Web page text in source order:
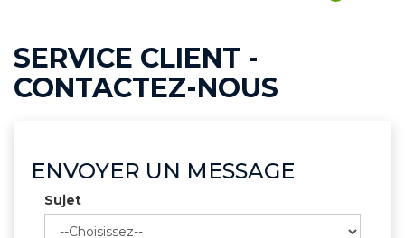
SERVICE CLIENT -
CONTACTEZ-NOUS
ENVOYER UN MESSAGE
Sujet